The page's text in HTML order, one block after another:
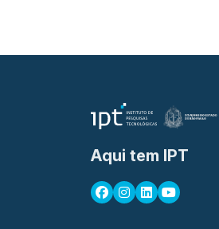
Aqui tem IPT